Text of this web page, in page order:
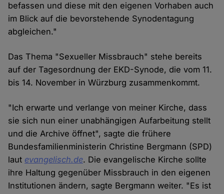
befassen und diese mit den eigenen Vorhaben auch
im Blick auf die bevorstehende Synodentagung
abgleichen."
Das Thema "Sexueller Missbrauch" stehe bereits
auf der Tagesordnung der EKD-Synode, die vom 11.
bis 14. November in Würzburg zusammenkommt.
"Ich erwarte und verlange von meiner Kirche, dass
sie sich nun einer unabhängigen Aufarbeitung stellt
und die Archive öffnet", sagte die frühere
Bundesfamilienministerin Christine Bergmann (SPD)
laut evangelisch.de. Die evangelische Kirche sollte
ihre Haltung gegenüber Missbrauch in den eigenen
Institutionen ändern, sagte Bergmann weiter. "Es ist